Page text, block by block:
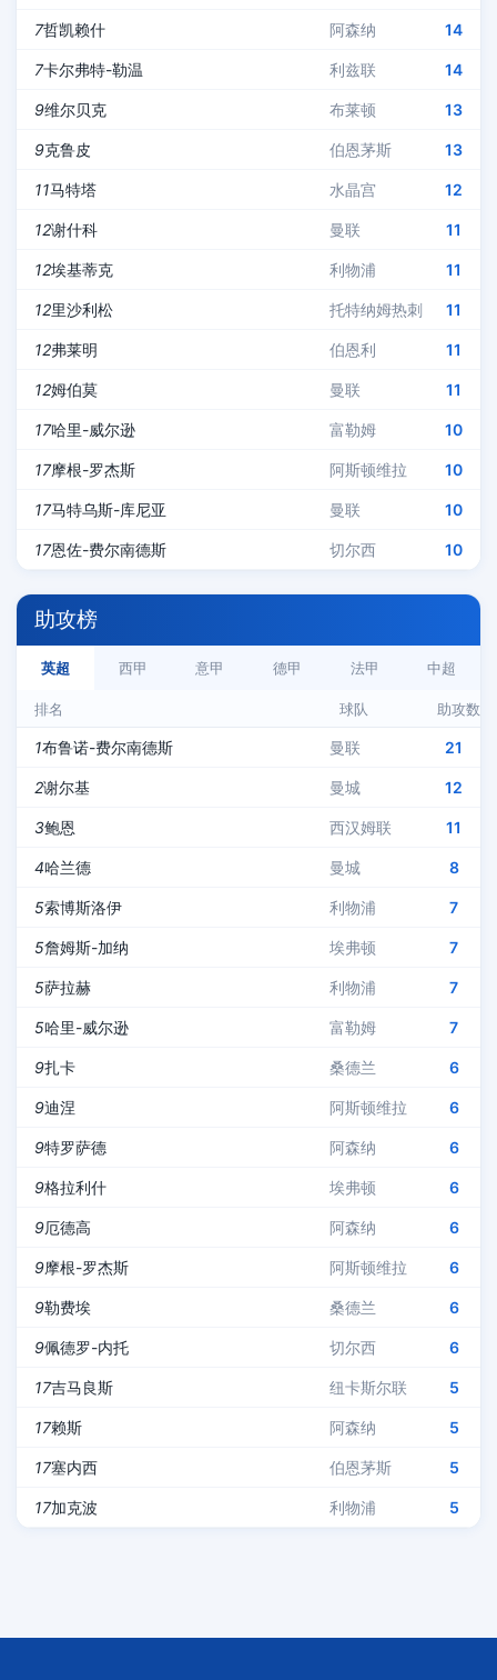
7哲凯赖什 阿森纳 14
7卡尔弗特-勒温 利兹联 14
9维尔贝克 布莱顿 13
9克鲁皮 伯恩茅斯 13
11马特塔 水晶宫 12
12谢什科 曼联 11
12埃基蒂克 利物浦 11
12里沙利松 托特纳姆热刺 11
12弗莱明 伯恩利 11
12姆伯莫 曼联 11
17哈里-威尔逊 富勒姆 10
17摩根-罗杰斯 阿斯顿维拉 10
17马特乌斯-库尼亚 曼联 10
17恩佐-费尔南德斯 切尔西 10
助攻榜
英超 西甲 意甲 德甲 法甲 中超
排名 球队 助攻数
1布鲁诺-费尔南德斯 曼联 21
2谢尔基 曼城 12
3鲍恩 西汉姆联 11
4哈兰德 曼城 8
5索博斯洛伊 利物浦 7
5詹姆斯-加纳 埃弗顿 7
5萨拉赫 利物浦 7
5哈里-威尔逊 富勒姆 7
9扎卡 桑德兰 6
9迪涅 阿斯顿维拉 6
9特罗萨德 阿森纳 6
9格拉利什 埃弗顿 6
9厄德高 阿森纳 6
9摩根-罗杰斯 阿斯顿维拉 6
9勒费埃 桑德兰 6
9佩德罗-内托 切尔西 6
17吉马良斯 纽卡斯尔联 5
17赖斯 阿森纳 5
17塞内西 伯恩茅斯 5
17加克波 利物浦 5